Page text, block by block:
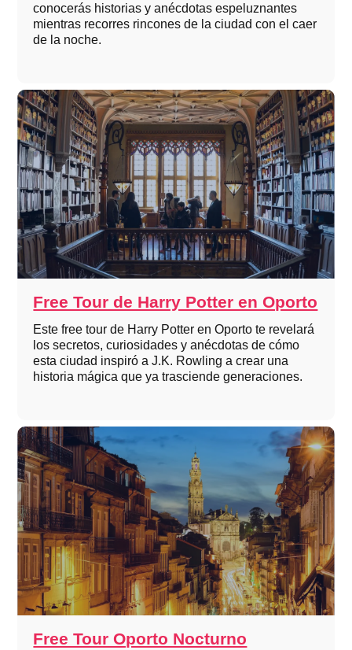
conocerás historias y anécdotas espeluznantes
mientras recorres rincones de la ciudad con el caer
de la noche.
Free Tour de Harry Potter en Oporto
Este free tour de Harry Potter en Oporto te revelará
los secretos, curiosidades y anécdotas de cómo
esta ciudad inspiró a J.K. Rowling a crear una
historia mágica que ya trasciende generaciones.
Free Tour Oporto Nocturno